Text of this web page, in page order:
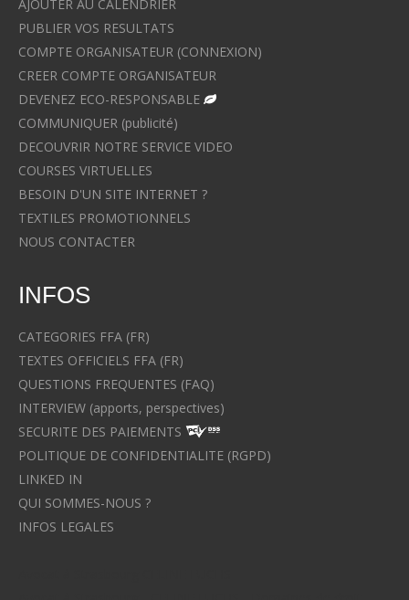
AJOUTER AU CALENDRIER
PUBLIER VOS RESULTATS
COMPTE ORGANISATEUR (CONNEXION)
CREER COMPTE ORGANISATEUR
DEVENEZ ECO-RESPONSABLE
COMMUNIQUER (publicité)
DECOUVRIR NOTRE SERVICE VIDEO
COURSES VIRTUELLES
BESOIN D'UN SITE INTERNET ?
TEXTILES PROMOTIONNELS
NOUS CONTACTER
INFOS
CATEGORIES FFA (FR)
TEXTES OFFICIELS FFA (FR)
QUESTIONS FREQUENTES (FAQ)
INTERVIEW (apports, perspectives)
SECURITE DES PAIEMENTS
POLITIQUE DE CONFIDENTIALITE (RGPD)
LINKED IN
QUI SOMMES-NOUS ?
INFOS LEGALES